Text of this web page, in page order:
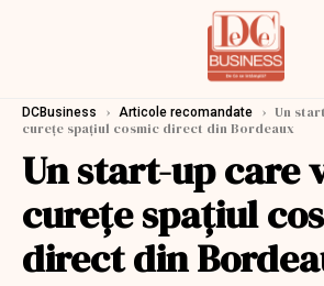
DCBusiness › Articole recomandate › Un
curețe spațiul cosmic direct din Bordeaux
Un start-up care
curețe spațiul
direct din